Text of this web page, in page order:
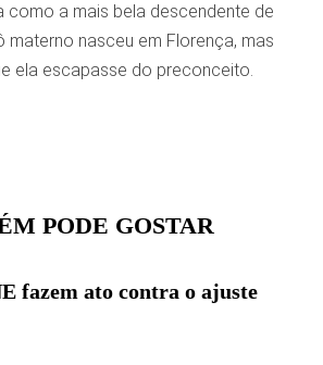
como a mais bela descendente de
materno nasceu em Florença, mas
ela escapasse do preconceito.
PODE GOSTAR
fazem ato contra o ajuste